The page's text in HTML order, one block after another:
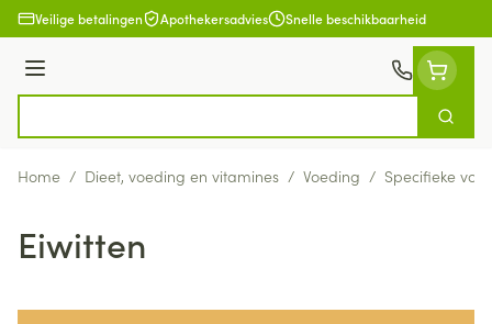
Ga naar de inhoud
Veilige betalingen Apothekersadvies Snelle beschikbaarheid
Menu
Zoek
Home / Dieet, voeding en vitamines / Voeding / Specifieke
Eiwitten